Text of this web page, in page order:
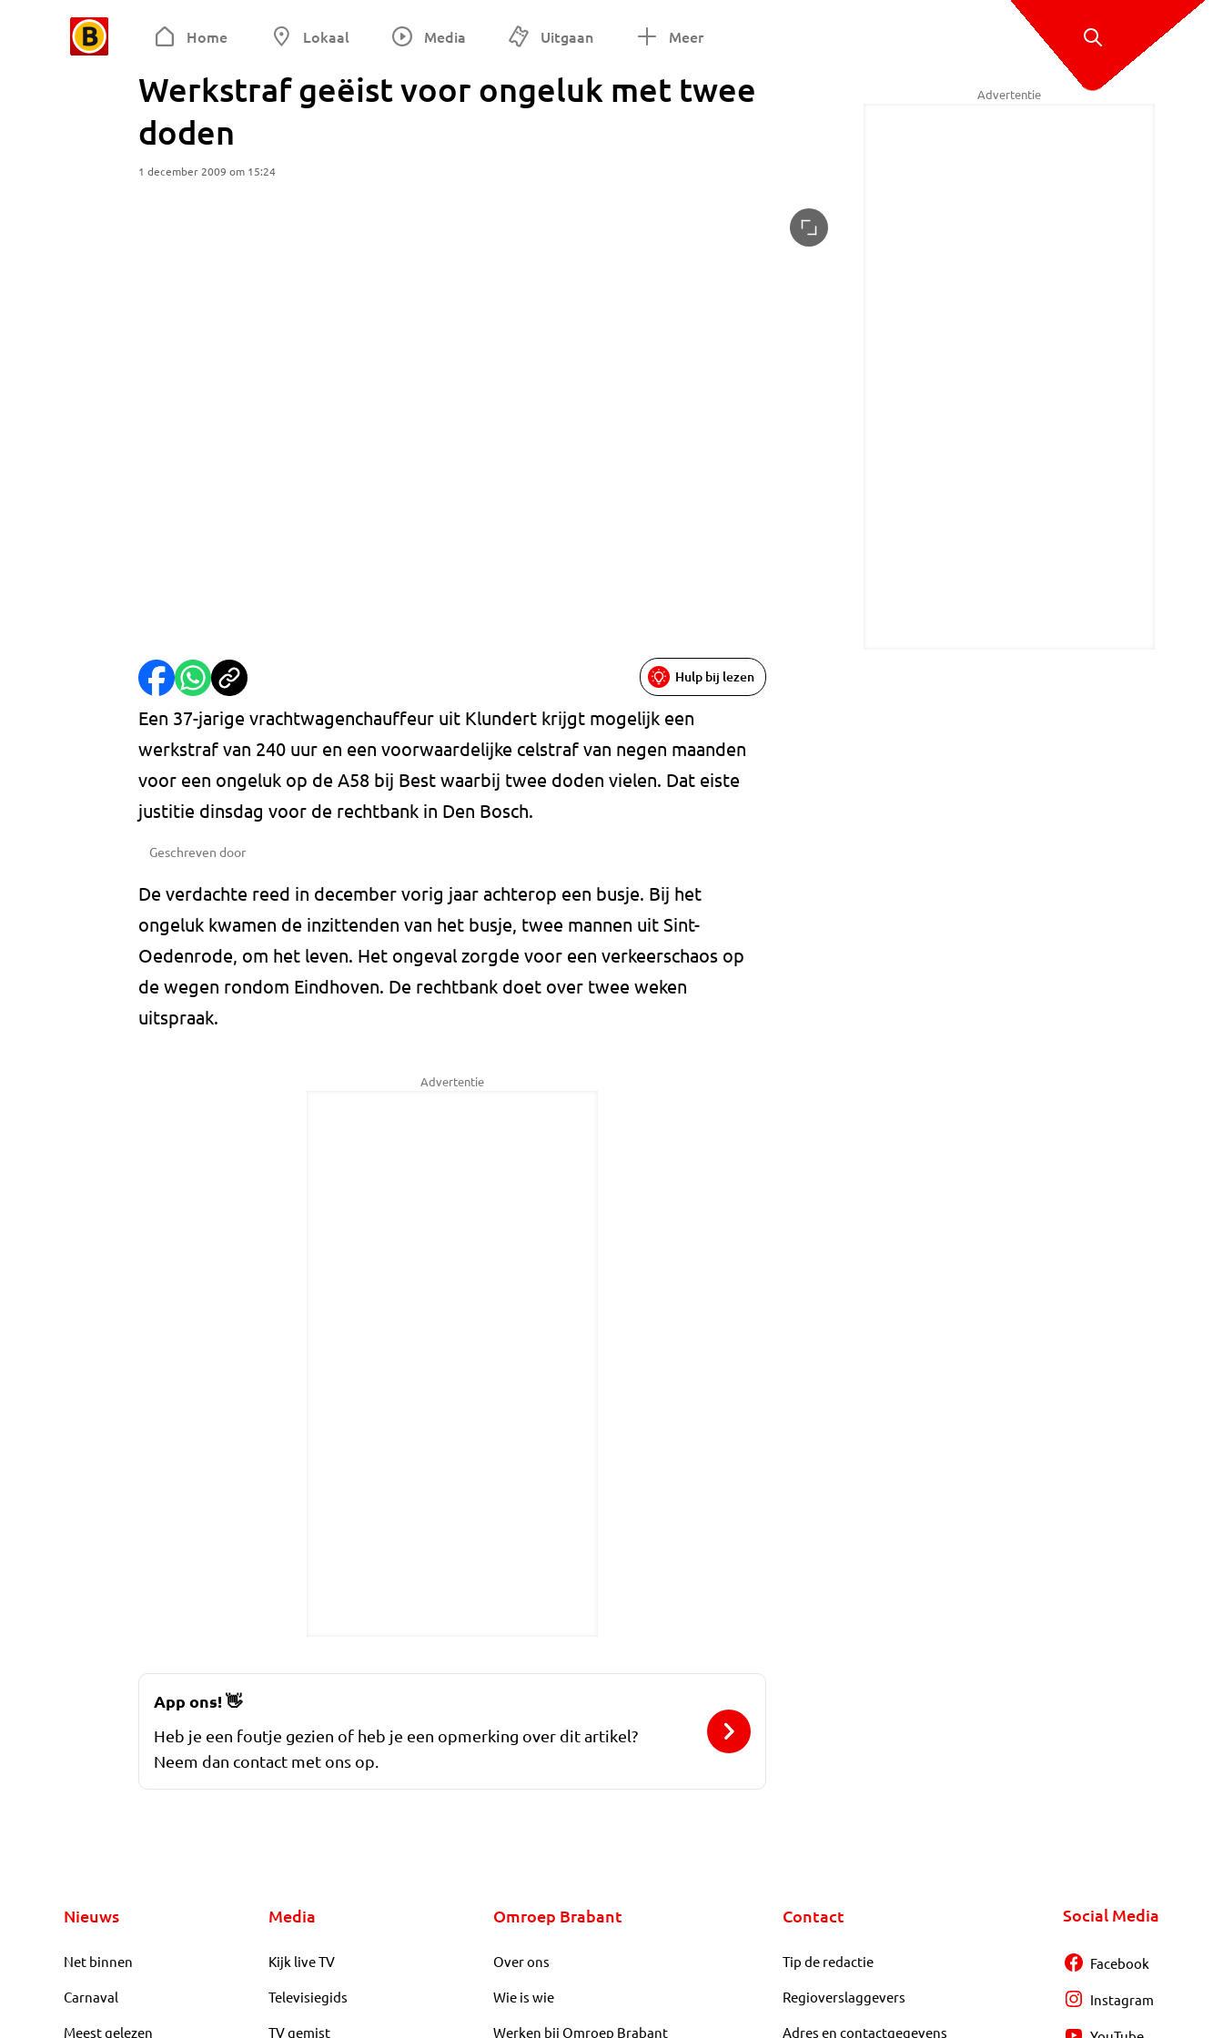
Home Lokaal Media Uitgaan Meer
Werkstraf geëist voor ongeluk met twee
doden
1 december 2009 om 15:24
Hulp bij lezen
Een 37-jarige vrachtwagenchauffeur uit Klundert krijgt mogelijk een
werkstraf van 240 uur en een voorwaardelijke celstraf van negen maanden
voor een ongeluk op de A58 bij Best waarbij twee doden vielen. Dat eiste
justitie dinsdag voor de rechtbank in Den Bosch.
Geschreven door
De verdachte reed in december vorig jaar achterop een busje. Bij het
ongeluk kwamen de inzittenden van het busje, twee mannen uit Sint-
Oedenrode, om het leven. Het ongeval zorgde voor een verkeerschaos op
de wegen rondom Eindhoven. De rechtbank doet over twee weken
uitspraak.
Advertentie
Advertentie
App ons!👋
Heb je een foutje gezien of heb je een opmerking over dit artikel?
Neem dan contact met ons op.
Nieuws
Net binnen
Carnaval
Meest gelezen
Media
Kijk live TV
Televisiegids
TV gemist
Omroep Brabant
Over ons
Wie is wie
Werken bij Omroep Brabant
Contact
Tip de redactie
Regioverslaggevers
Adres en contactgegevens
Social Media
Facebook
Instagram